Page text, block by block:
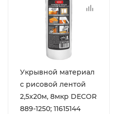
Укрывной материал
с рисовой лентой
2,5х20м, 8мкр DЕCOR
889-1250; 11615144